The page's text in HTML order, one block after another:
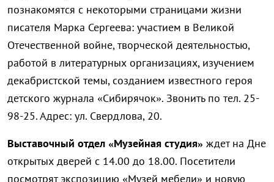
познакомятся с некоторыми страницами жизни
писателя Марка Сергеева: участием в Великой
Отечественной войне, творческой деятельностью,
работой в литературных организациях, изучением
декабристской темы, созданием известного героя
детского журнала «Сибирячок». Звонить по тел. 25-
98-25. Адрес: ул. Свердлова, 20.
Выставочный отдел «Музейная студия» ждет на Дне
открытых дверей с 14.00 до 18.00. Посетители
посмотрят экспозицию «Музей мебели» и новую